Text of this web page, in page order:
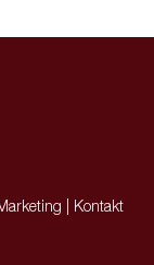
Kontakt